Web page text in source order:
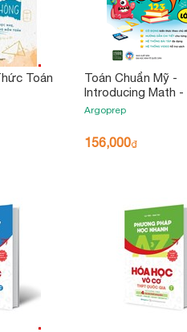
Toán
Toán Chuẩn Mỹ -
Introducing Math -
Argoprep
156,000₫